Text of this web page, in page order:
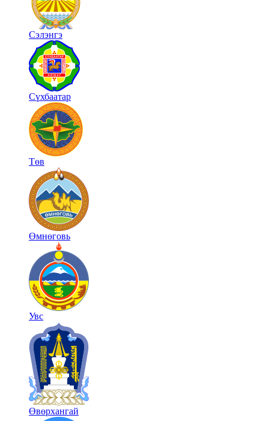
Сэлэнгэ
Сүхбаатар
Төв
Өмнөговь
Увс
Өвөрхангай